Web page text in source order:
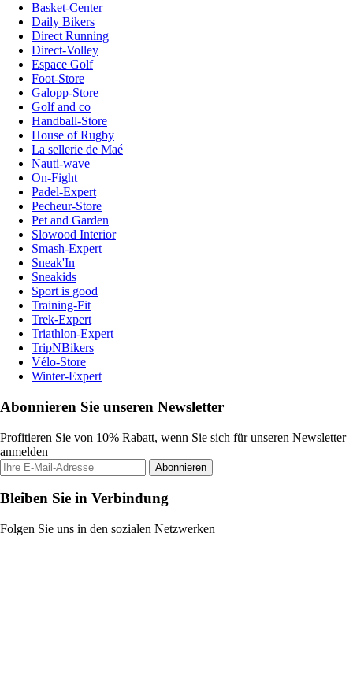
Basket-Center
Daily Bikers
Direct Running
Direct-Volley
Espace Golf
Foot-Store
Galopp-Store
Golf and co
Handball-Store
House of Rugby
La sellerie de Maé
Nauti-wave
On-Fight
Padel-Expert
Pecheur-Store
Pet and Garden
Slowood Interior
Smash-Expert
Sneak'In
Sneakids
Sport is good
Training-Fit
Trek-Expert
Triathlon-Expert
TripNBikers
Vélo-Store
Winter-Expert
Abonnieren Sie unseren Newsletter
Profitieren Sie von 10% Rabatt, wenn Sie sich für unseren Newsletter
anmelden
Abonnieren
Bleiben Sie in Verbindung
Folgen Sie uns in den sozialen Netzwerken